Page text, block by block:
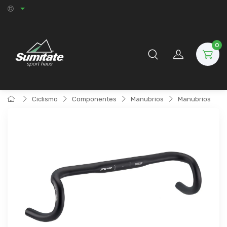
0
Ciclismo Componentes Manubrios Manubrios